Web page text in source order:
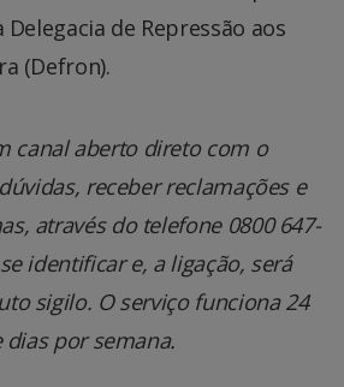
de Repressão aos
(Defron).
canal aberto direto com o
receber reclamações e
através do telefone 0800 647-
identificar e, a ligação, será
sigilo. O serviço funciona 24
por semana.